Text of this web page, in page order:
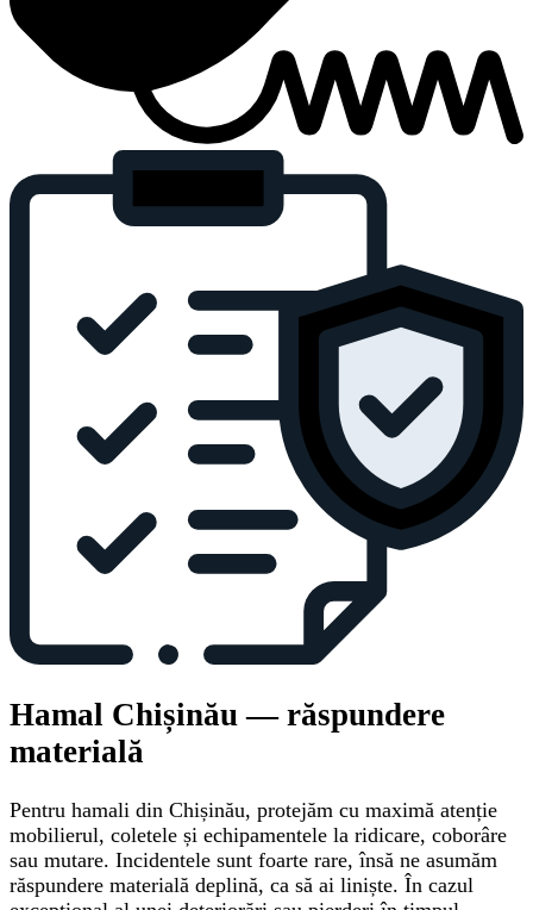
Hamal Chișinău — răspundere
materială
Pentru hamali din Chișinău, protejăm cu maximă atenție
mobilierul, coletele și echipamentele la ridicare, coborâre
sau mutare. Incidentele sunt foarte rare, însă ne asumăm
răspundere materială deplină, ca să ai liniște. În cazul